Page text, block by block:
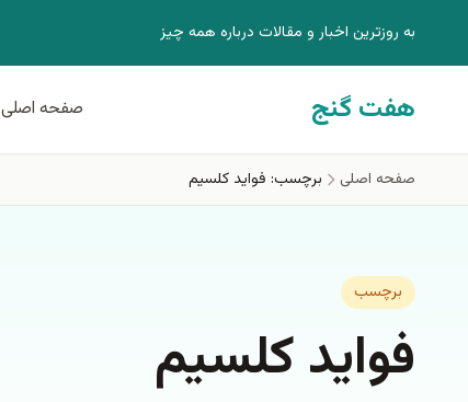
به روزترين اخبار و مقالات درباره همه چيز
هفت گنج صفحه اصلی
صفحه اصلی برچسب: فواید کلسیم
برچسب
فواید کلسیم